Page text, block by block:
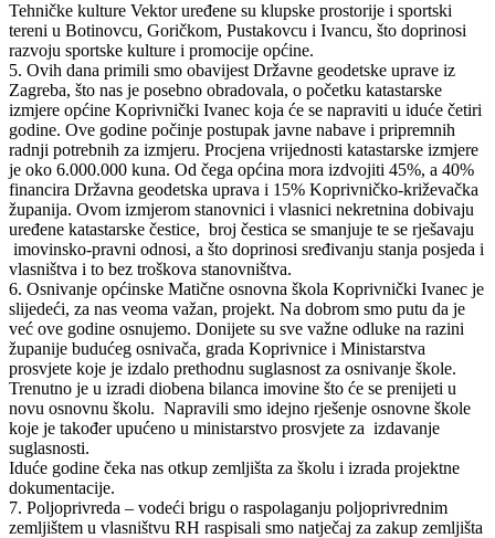
Tehničke kulture Vektor uređene su klupske prostorije i sportski
tereni u Botinovcu, Goričkom, Pustakovcu i Ivancu, što doprinosi
razvoju sportske kulture i promocije općine.
5. Ovih dana primili smo obavijest Državne geodetske uprave iz
Zagreba, što nas je posebno obradovala, o početku katastarske
izmjere općine Koprivnički Ivanec koja će se napraviti u iduće četiri
godine. Ove godine počinje postupak javne nabave i pripremnih
radnji potrebnih za izmjeru. Procjena vrijednosti katastarske izmjere
je oko 6.000.000 kuna. Od čega općina mora izdvojiti 45%, a 40%
financira Državna geodetska uprava i 15% Koprivničko-križevačka
županija. Ovom izmjerom stanovnici i vlasnici nekretnina dobivaju
uređene katastarske čestice, broj čestica se smanjuje te se rješavaju
imovinsko-pravni odnosi, a što doprinosi sređivanju stanja posjeda i
vlasništva i to bez troškova stanovništva.
6. Osnivanje općinske Matične osnovna škola Koprivnički Ivanec je
slijedeći, za nas veoma važan, projekt. Na dobrom smo putu da je
već ove godine osnujemo. Donijete su sve važne odluke na razini
županije budućeg osnivača, grada Koprivnice i Ministarstva
prosvjete koje je izdalo prethodnu suglasnost za osnivanje škole.
Trenutno je u izradi diobena bilanca imovine što će se prenijeti u
novu osnovnu školu. Napravili smo idejno rješenje osnovne škole
koje je također upućeno u ministarstvo prosvjete za izdavanje
suglasnosti.
Iduće godine čeka nas otkup zemljišta za školu i izrada projektne
dokumentacije.
7. Poljoprivreda – vodeći brigu o raspolaganju poljoprivrednim
zemljištem u vlasništvu RH raspisali smo natječaj za zakup zemljišta